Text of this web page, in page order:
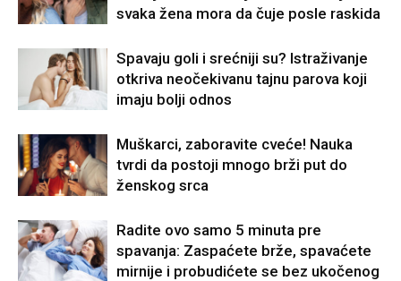
svaka žena mora da čuje posle raskida
Spavaju goli i srećniji su? Istraživanje
otkriva neočekivanu tajnu parova koji
imaju bolji odnos
Muškarci, zaboravite cveće! Nauka
tvrdi da postoji mnogo brži put do
ženskog srca
Radite ovo samo 5 minuta pre
spavanja: Zaspaćete brže, spavaćete
mirnije i probudićete se bez ukočenog